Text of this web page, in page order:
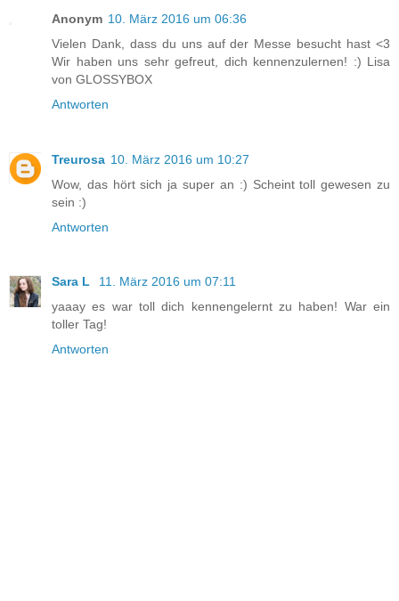
Anonym 10. März 2016 um 06:36
Vielen Dank, dass du uns auf der Messe besucht hast <3
Wir haben uns sehr gefreut, dich kennenzulernen! :) Lisa
von GLOSSYBOX
Antworten
Treurosa 10. März 2016 um 10:27
Wow, das hört sich ja super an :) Scheint toll gewesen zu
sein :)
Antworten
Sara L
11. März 2016 um 07:11
yaaay es war toll dich kennengelernt zu haben! War ein
toller Tag!
Antworten